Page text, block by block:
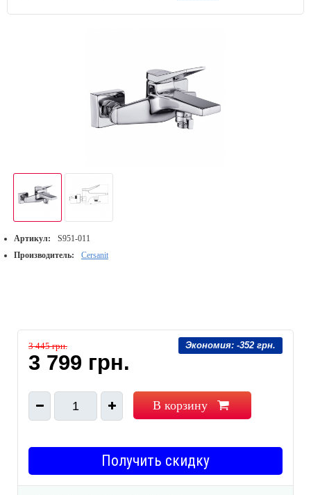
Артикул:
S951-011
Производитель:
Cersanit
Экономия: -352 грн.
3 445 грн.
3 799 грн.
1 В корзину
Получить скидку